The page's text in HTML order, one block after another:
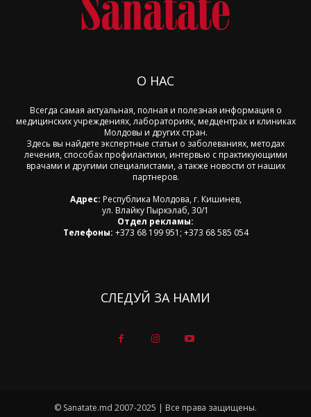
О НАС
Всегда самая актуальная, полная и полезная информация о
медицинских учреждениях, лабораториях, медцентрах и клиниках
Молдовы и других стран.
Здесь вы найдете экспертные статьи о заболеваниях, методах
лечения, способах профилактики, интервью с практикующими
врачами и другими специалистами, а также новости от наших
партнеров.
Адрес: Республика Молдова, г. Кишинев,
ул. Влайку Пыркэлаб, 30/1
Отдел рекламы:
Телефоны: +373 68 199 951; +373 68 585 054
СЛЕДУЙ ЗА НАМИ
© Sanatate.md 2007-2025 | Все права защищены.